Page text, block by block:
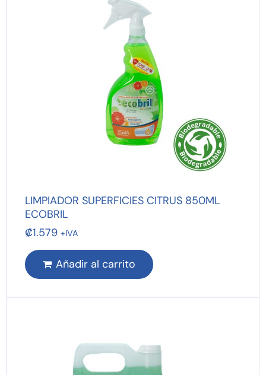
LIMPIADOR SUPERFICIES CITRUS 850ML
ECOBRIL
₡1.579 +IVA
Añadir al carrito